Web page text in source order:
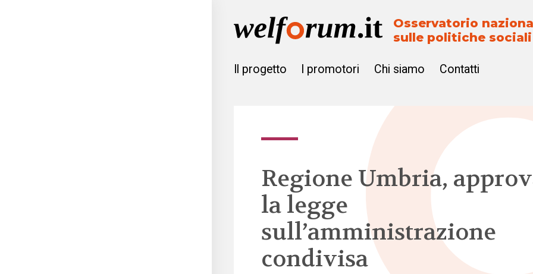
Osservatorio
sulle politiche sociali
Il progetto I promotori Chi siamo Contatti
Regione Umbria,
la legge
sull’amministrazione
condivisa